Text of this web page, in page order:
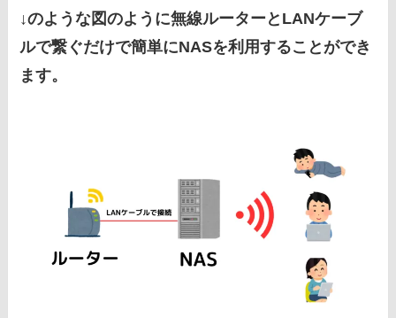
↓のような図のように無線ルーターとLANケーブ
ルで繋ぐだけで簡単にNASを利用することができ
ます。